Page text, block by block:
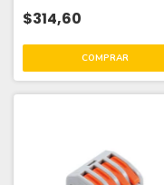
$314,60